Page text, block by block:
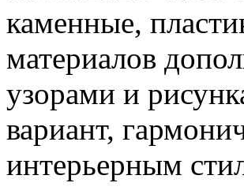
каменные,
материалов
узорами и
вариант,
интерьерным